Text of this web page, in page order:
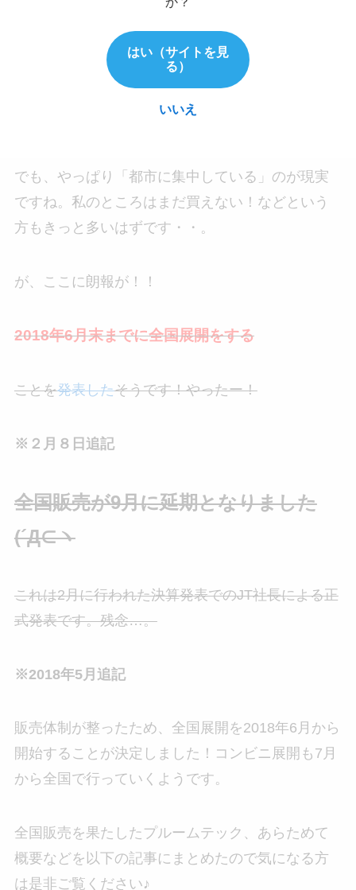
でも、やっぱり「都市に集中している」のが現実
ですね。私のところはまだ買えない！などという
方もきっと多いはずです・・。
が、ここに朗報が！！
2018年6月末までに全国展開をする
ことを発表したそうです！やったー！
※２月８日追記
全国販売が9月に延期となりました
(´Д⊂ヽ
これは2月に行われた決算発表でのJT社長による正
式発表です。残念…。
※2018年5月追記
販売体制が整ったため、全国展開を2018年6月から
開始することが決定しました！コンビニ展開も7月
から全国で行っていくようです。
全国販売を果たしたプルームテック、あらためて
概要などを以下の記事にまとめたので気になる方
は是非ご覧ください♪
はい（サイトを見
る）
いいえ